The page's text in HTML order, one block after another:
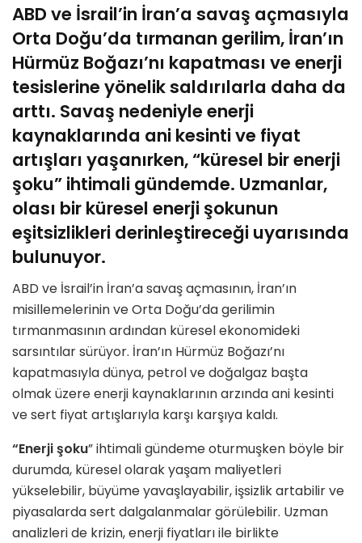
ABD ve İsrail’in İran’a savaş açmasıyla
Orta Doğu’da tırmanan gerilim, İran’ın
Hürmüz Boğazı’nı kapatması ve enerji
tesislerine yönelik saldırılarla daha da
arttı. Savaş nedeniyle enerji
kaynaklarında ani kesinti ve fiyat
artışları yaşanırken, “küresel bir enerji
şoku” ihtimali gündemde. Uzmanlar,
olası bir küresel enerji şokunun
eşitsizlikleri derinleştireceği uyarısında
bulunuyor.
ABD ve İsrail’in İran’a savaş açmasının, İran’ın
misillemelerinin ve Orta Doğu’da gerilimin
tırmanmasının ardından küresel ekonomideki
sarsıntılar sürüyor. İran’ın Hürmüz Boğazı’nı
kapatmasıyla dünya, petrol ve doğalgaz başta
olmak üzere enerji kaynaklarının arzında ani kesinti
ve sert fiyat artışlarıyla karşı karşıya kaldı.
“Enerji şoku” ihtimali gündeme oturmuşken böyle bir
durumda, küresel olarak yaşam maliyetleri
yükselebilir, büyüme yavaşlayabilir, işsizlik artabilir ve
piyasalarda sert dalgalanmalar görülebilir. Uzman
analizleri de krizin, enerji fiyatları ile birlikte